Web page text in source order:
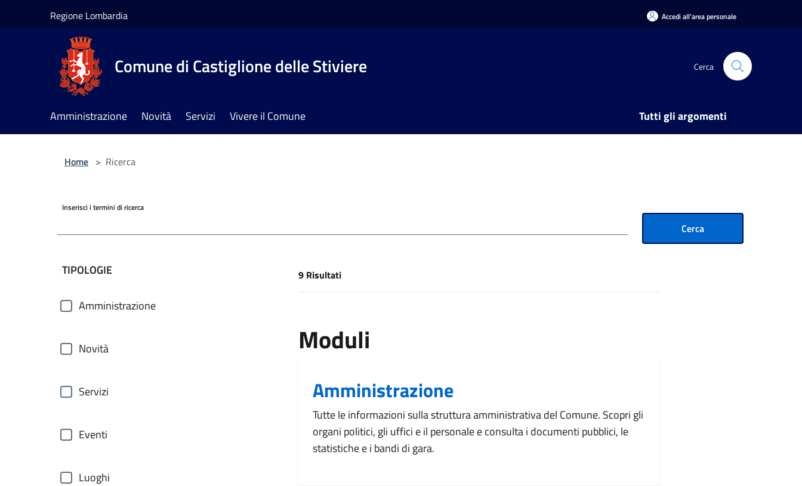
Regione Lombardia Accedi all'area personale
Comune di Castiglione delle Stiviere Cerca
Amministrazione Novità Servizi Vivere il Comune Tutti gli argomenti
Home > Ricerca
Inserisci i termini di ricerca
Cerca
filtri da applicare
TIPOLOGIE
Amministrazione
Novità
Servizi
Eventi
Luoghi
[results] Risultati
9 Risultati
Moduli
Amministrazione
Tutte le informazioni sulla struttura amministrativa del Comune. Scopri gli
organi politici, gli uffici e il personale e consulta i documenti pubblici, le
statistiche e i bandi di gara.